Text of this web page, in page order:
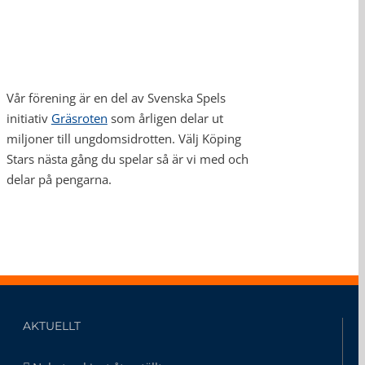
Vår förening är en del av Svenska Spels
initiativ Gräsroten som årligen delar ut
miljoner till ungdomsidrotten. Välj Köping
Stars nästa gång du spelar så är vi med och
delar på pengarna.
AKTUELLT